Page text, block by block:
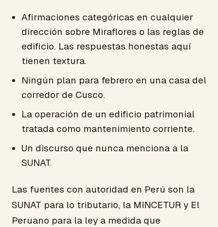
Afirmaciones categóricas en cualquier
dirección sobre Miraflores o las reglas de
edificio. Las respuestas honestas aquí
tienen textura.
Ningún plan para febrero en una casa del
corredor de Cusco.
La operación de un edificio patrimonial
tratada como mantenimiento corriente.
Un discurso que nunca menciona a la
SUNAT.
Las fuentes con autoridad en Perú son la
SUNAT para lo tributario, la MINCETUR y El
Peruano para la ley a medida que